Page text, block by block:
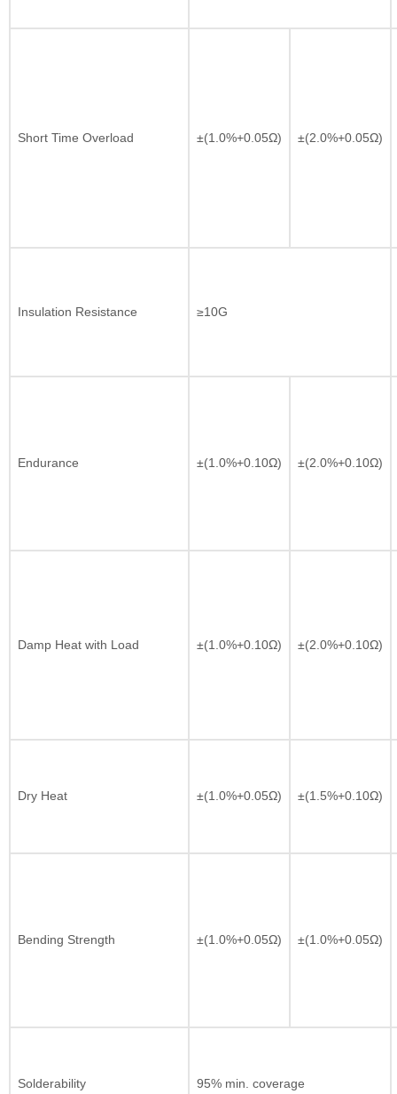
Short Time Overload ±(1.0%+0.05Ω) ±(2.0%+0.05Ω)
Insulation Resistance ≥10G
Endurance ±(1.0%+0.10Ω) ±(2.0%+0.10Ω)
Damp Heat with Load ±(1.0%+0.10Ω) ±(2.0%+0.10Ω)
Dry Heat ±(1.0%+0.05Ω) ±(1.5%+0.10Ω)
Bending Strength ±(1.0%+0.05Ω) ±(1.0%+0.05Ω)
Solderability 95% min. coverage